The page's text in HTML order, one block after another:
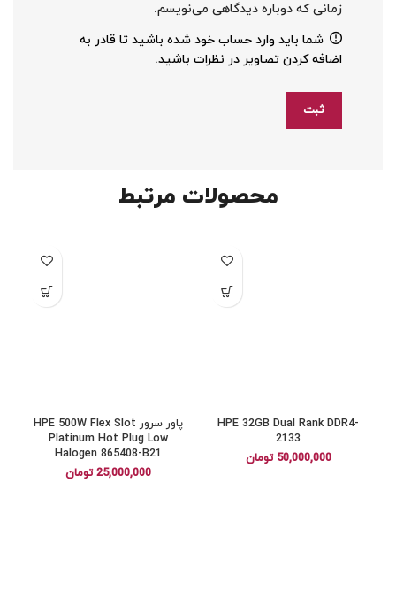
زمانی که دوباره دیدگاهی می‌نویسم.
شما باید وارد حساب خود شده باشید تا قادر به
اضافه کردن تصاویر در نظرات باشید.
محصولات مرتبط
HPE 32GB Dual Rank DDR4-
2133
50,000,000 تومان
پاور سرور HPE 500W Flex Slot
Platinum Hot Plug Low
Halogen 865408-B21
25,000,000 تومان